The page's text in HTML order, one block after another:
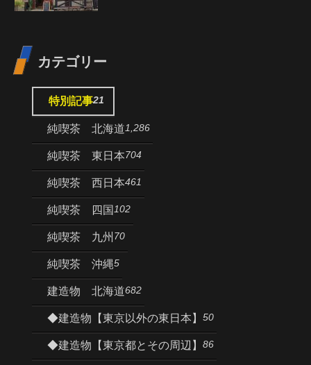
カテゴリー
特別記事21
純喫茶 北海道1,286
純喫茶 東日本704
純喫茶 西日本461
純喫茶 四国 102
純喫茶 九州 70
純喫茶 沖縄5
建造物 北海道682
◆建造物【東京以外の東日本】 50
◆建造物【東京都とその周辺】 86